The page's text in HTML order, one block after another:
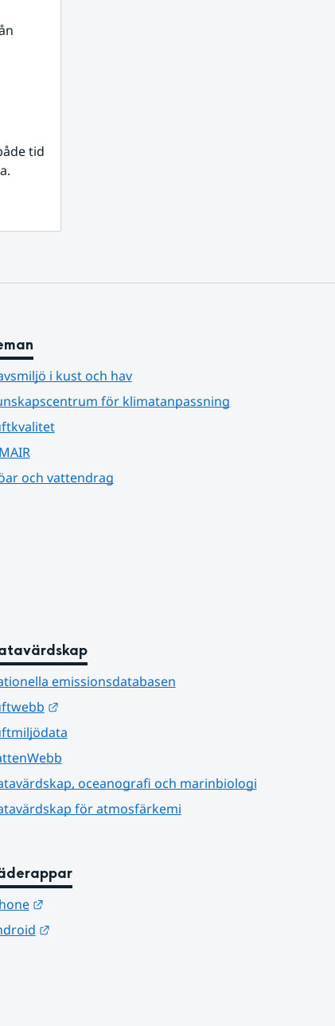
tid
i kust och hav
för klimatanpassning
och vattendrag
emissionsdatabasen
Länk till annan webbplats.
oceanografi och marinbiologi
för atmosfärkemi
Länk till annan webbplats.
Länk till annan webbplats.